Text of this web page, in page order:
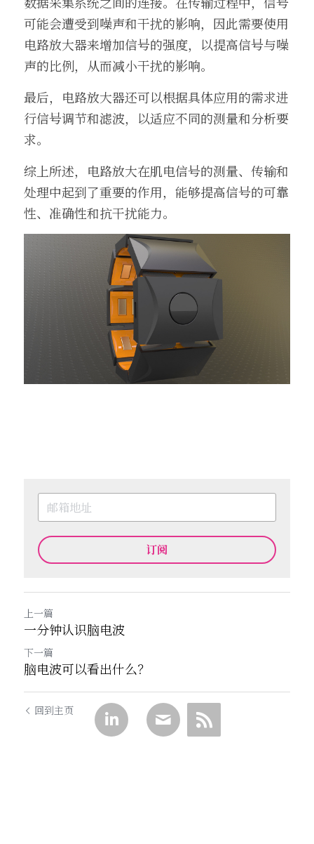
可能会遭受到噪声和干扰的影响，因此需要使用
电路放大器来增加信号的强度，以提高信号与噪
声的比例，从而减小干扰的影响。
最后，电路放大器还可以根据具体应用的需求进
行信号调节和滤波，以适应不同的测量和分析要
求。
综上所述，电路放大在肌电信号的测量、传输和
处理中起到了重要的作用，能够提高信号的可靠
性、准确性和抗干扰能力。
订阅
上一篇
一分钟认识脑电波
下一篇
脑电波可以看出什么？
回到主页